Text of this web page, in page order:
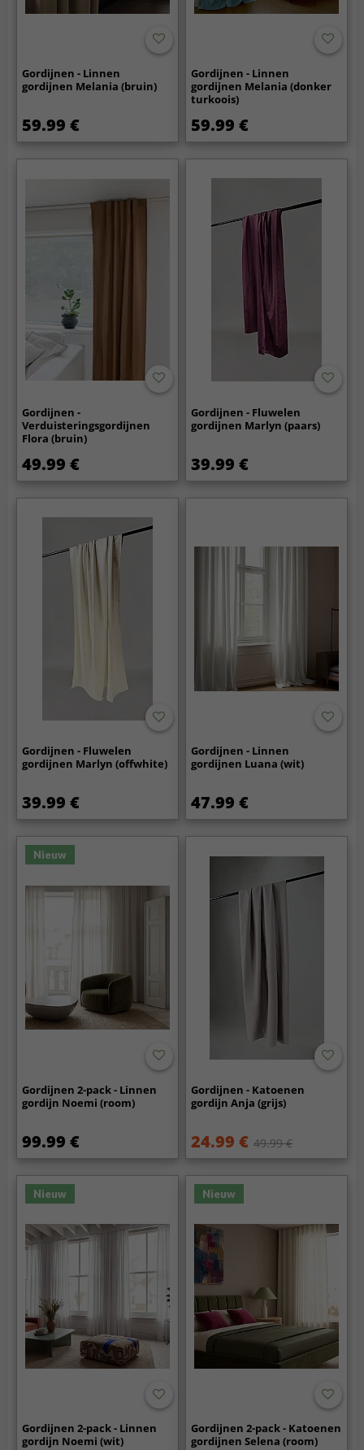
Gordijnen - Linnen
gordijnen Melania (bruin)
59.99 €
Gordijnen - Linnen
gordijnen Melania (donker
turkoois)
59.99 €
Gordijnen -
Verduisteringsgordijnen
Flora (bruin)
49.99 €
Gordijnen - Fluwelen
gordijnen Marlyn (paars)
39.99 €
Gordijnen - Fluwelen
gordijnen Marlyn (offwhite)
39.99 €
Gordijnen - Linnen
gordijnen Luana (wit)
47.99 €
Nieuw
Gordijnen 2-pack - Linnen
gordijn Noemi (room)
99.99 €
Gordijnen - Katoenen
gordijn Anja (grijs)
24.99 € 49.99 €
Nieuw
Gordijnen 2-pack - Linnen
gordijn Noemi (wit)
Nieuw
Gordijnen 2-pack - Katoenen
gordijnen Selena (room)